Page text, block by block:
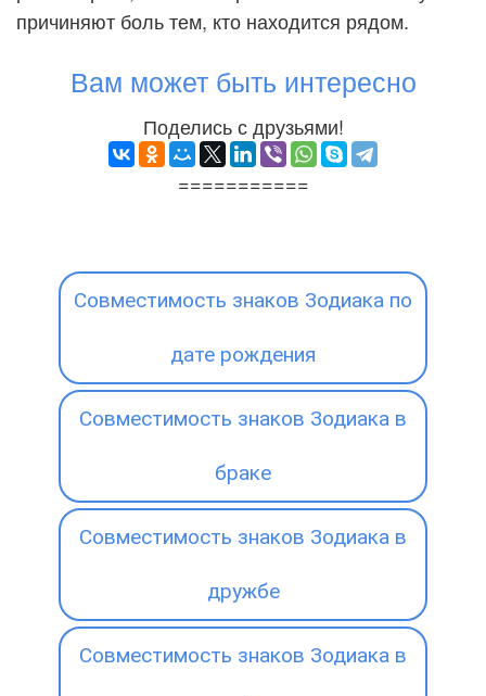
причиняют боль тем, кто находится рядом.
Вам может быть интересно
Поделись с друзьями!
===========
Совместимость знаков Зодиака по
дате рождения
Совместимость знаков Зодиака в
браке
Совместимость знаков Зодиака в
дружбе
Совместимость знаков Зодиака в